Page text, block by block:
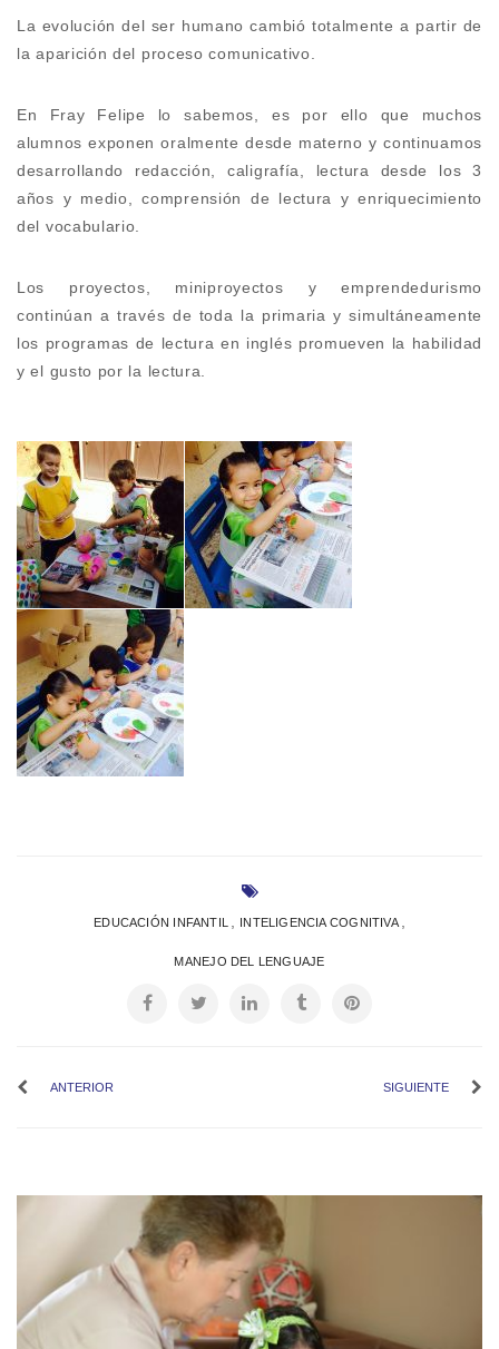
La evolución del ser humano cambió totalmente a partir de
la aparición del proceso comunicativo.
En Fray Felipe lo sabemos, es por ello que muchos
alumnos exponen oralmente desde materno y continuamos
desarrollando redacción, caligrafía, lectura desde los 3
años y medio, comprensión de lectura y enriquecimiento
del vocabulario.
Los proyectos, miniproyectos y emprendedurismo
continúan a través de toda la primaria y simultáneamente
los programas de lectura en inglés promueven la habilidad
y el gusto por la lectura.
EDUCACIÓN INFANTIL INTELIGENCIA COGNITIVA
MANEJO DEL LENGUAJE
ANTERIOR SIGUIENTE